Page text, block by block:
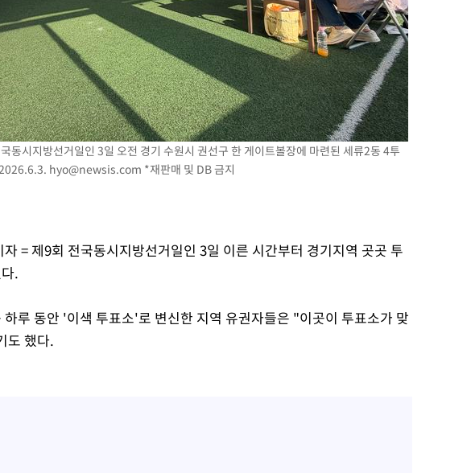
동시지방선거일인 3일 오전 경기 수원시 권선구 한 게이트볼장에 마련된 세류2동 4투
hyo@newsis.com *재판매 및 DB 금지
= 제9회 전국동시지방선거일인 3일 이른 시간부터 경기지역 곳곳 투
.
루 동안 '이색 투표소'로 변신한 지역 유권자들은 "이곳이 투표소가 맞
도 했다.